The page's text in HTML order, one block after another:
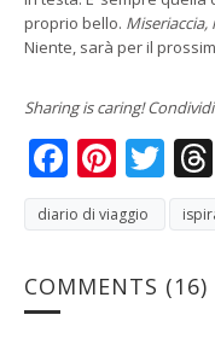
proprio bello. Miseriaccia,
Niente, sarà per il
Sharing is caring!
diario di viaggio
COMMENTS (16)